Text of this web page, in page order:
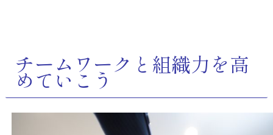
チームワークと組織力を高
めていこう